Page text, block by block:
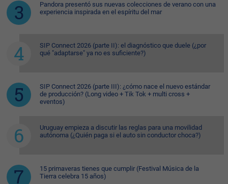
Pandora presentó sus nuevas colecciones de verano con una
experiencia inspirada en el espíritu del mar
SIP Connect 2026 (parte II): el diagnóstico que duele (¿por
qué "adaptarse" ya no es suficiente?)
SIP Connect 2026 (parte III): ¿cómo nace el nuevo estándar
de producción? (Long video + Tik Tok + multi cross +
eventos)
Uruguay empieza a discutir las reglas para una movilidad
autónoma (¿Quién paga si el auto sin conductor choca?)
15 primaveras tienes que cumplir (Festival Música de la
Tierra celebra 15 años)